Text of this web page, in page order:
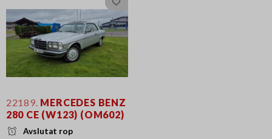
22189. MERCEDES BENZ
280 CE (W123) (OM602)
Avslutat rop